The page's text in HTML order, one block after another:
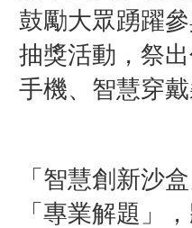
鼓勵大眾踴躍
抽獎活動，祭
手機、智慧穿戴
「智慧創新沙
「專業解題」